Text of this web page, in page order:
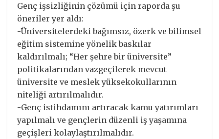
Genç işsizliğinin çözümü için raporda şu
öneriler yer aldı:
-Üniversitelerdeki bağımsız, özerk ve bilimsel
eğitim sistemine yönelik baskılar
kaldırılmalı; “Her şehre bir üniversite”
politikalarından vazgeçilerek mevcut
üniversite ve meslek yüksekokullarının
niteliği artırılmalıdır.
-Genç istihdamını artıracak kamu yatırımları
yapılmalı ve gençlerin düzenli iş yaşamına
geçişleri kolaylaştırılmalıdır.